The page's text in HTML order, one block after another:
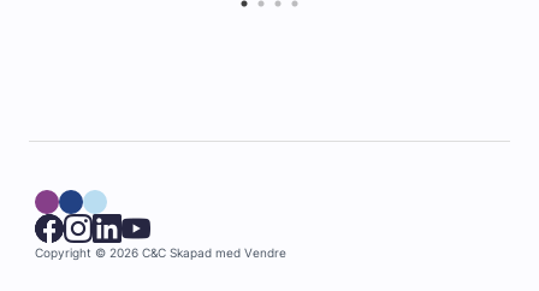
Copyright © 2026 C&C Skapad med Vendre